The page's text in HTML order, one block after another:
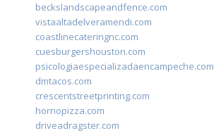
beckslandscapeandfence.com
vistaaltadelveramendi.com
coastlinecateringnc.com
cuesburgershouston.com
psicologiaespecializadaencampeche.com
dmtacos.com
crescentstreetprinting.com
hornopizza.com
driveadragster.com